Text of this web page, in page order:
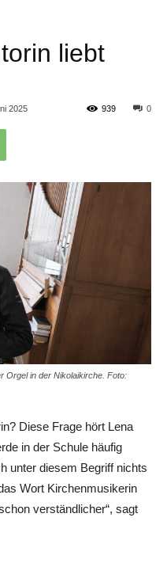
liebt
2025 0
939
Orgel in der Nikolaikirche. Foto:
Diese Frage hört Lena
in der Schule häufig
unter diesem Begriff nichts
Wort Kirchenmusikerin
verständlicher“, sagt